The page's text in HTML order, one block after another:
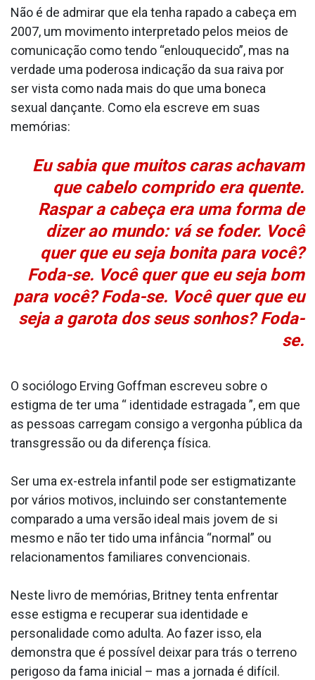
Não é de admirar que ela tenha rapado a cabeça em
2007, um movimento interpretado pelos meios de
comunicação como tendo “enlouquecido”, mas na
verdade uma poderosa indicação da sua raiva por
ser vista como nada mais do que uma boneca
sexual dançante. Como ela escreve em suas
memórias:
Eu sabia que muitos caras achavam
que cabelo comprido era quente.
Raspar a cabeça era uma forma de
dizer ao mundo: vá se foder. Você
quer que eu seja bonita para você?
Foda-se. Você quer que eu seja bom
para você? Foda-se. Você quer que eu
seja a garota dos seus sonhos? Foda-
se.
O sociólogo Erving Goffman escreveu sobre o
estigma de ter uma “ identidade estragada ”, em que
as pessoas carregam consigo a vergonha pública da
transgressão ou da diferença física.
Ser uma ex-estrela infantil pode ser estigmatizante
por vários motivos, incluindo ser constantemente
comparado a uma versão ideal mais jovem de si
mesmo e não ter tido uma infância “normal” ou
relacionamentos familiares convencionais.
Neste livro de memórias, Britney tenta enfrentar
esse estigma e recuperar sua identidade e
personalidade como adulta. Ao fazer isso, ela
demonstra que é possível deixar para trás o terreno
perigoso da fama inicial – mas a jornada é difícil.